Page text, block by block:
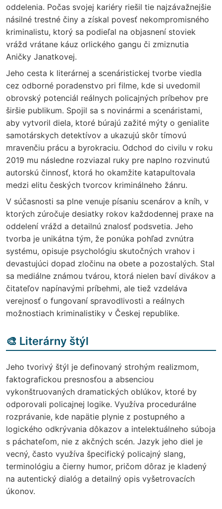
oddelenia. Počas svojej kariéry riešil tie najzávažnejšie
násilné trestné činy a získal povesť nekompromisného
kriminalistu, ktorý sa podieľal na objasnení stoviek
vrážd vrátane káuz orlického gangu či zmiznutia
Aničky Janatkovej.
Jeho cesta k literárnej a scenáristickej tvorbe viedla
cez odborné poradenstvo pri filme, kde si uvedomil
obrovský potenciál reálnych policajných príbehov pre
širšie publikum. Spojil sa s novinármi a scenáristami,
aby vytvoril diela, ktoré búrajú zažité mýty o genialite
samotárskych detektívov a ukazujú skôr tímovú
mravenčiu prácu a byrokraciu. Odchod do civilu v roku
2019 mu následne rozviazal ruky pre naplno rozvinutú
autorskú činnosť, ktorá ho okamžite katapultovala
medzi elitu českých tvorcov kriminálneho žánru.
V súčasnosti sa plne venuje písaniu scenárov a kníh, v
ktorých zúročuje desiatky rokov každodennej praxe na
oddelení vrážd a detailnú znalosť podsvetia. Jeho
tvorba je unikátna tým, že ponúka pohľad zvnútra
systému, opisuje psychológiu skutočných vrahov i
devastujúci dopad zločinu na obete a pozostalých. Stal
sa mediálne známou tvárou, ktorá nielen baví divákov a
čitateľov napínavými príbehmi, ale tiež vzdeláva
verejnosť o fungovaní spravodlivosti a reálnych
možnostiach kriminalistiky v Českej republike.
🎨 Literárny štýl
Jeho tvorivý štýl je definovaný strohým realizmom,
faktografickou presnosťou a absenciou
vykonštruovaných dramatických oblúkov, ktoré by
odporovali policajnej logike. Využíva procedurálne
rozprávanie, kde napätie plynie z postupného a
logického odkrývania dôkazov a intelektuálneho súboja
s páchateľom, nie z akčných scén. Jazyk jeho diel je
vecný, často využíva špecifický policajný slang,
terminológiu a čierny humor, pričom dôraz je kladený
na autentický dialóg a detailný opis vyšetrovacích
úkonov.